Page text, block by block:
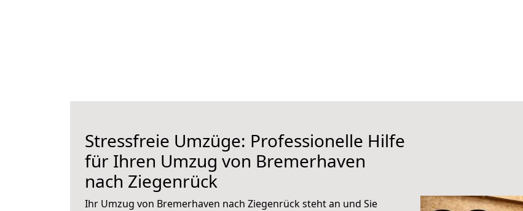
Stressfreie Umzüge: Professionelle Hilfe
für Ihren Umzug von Bremerhaven
nach Ziegenrück
Ihr Umzug von Bremerhaven nach Ziegenrück steht an und Sie